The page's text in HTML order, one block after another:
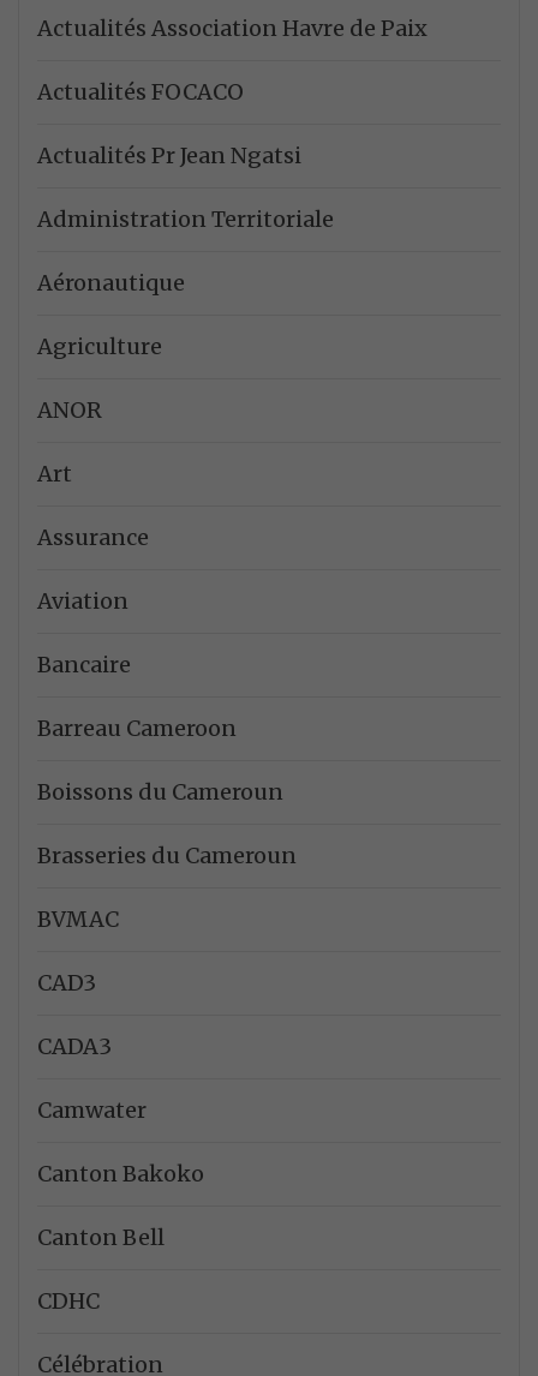
Actualités Association Havre de Paix
Actualités FOCACO
Actualités Pr Jean Ngatsi
Administration Territoriale
Aéronautique
Agriculture
ANOR
Art
Assurance
Aviation
Bancaire
Barreau Cameroon
Boissons du Cameroun
Brasseries du Cameroun
BVMAC
CAD3
CADA3
Camwater
Canton Bakoko
Canton Bell
CDHC
Célébration